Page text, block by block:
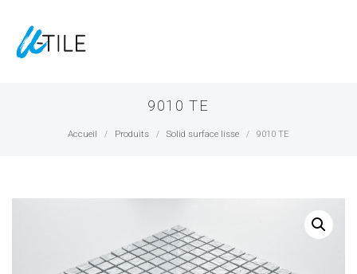
9010 TE
Accueil / Produits / Solid surface lisse / 9010 TE